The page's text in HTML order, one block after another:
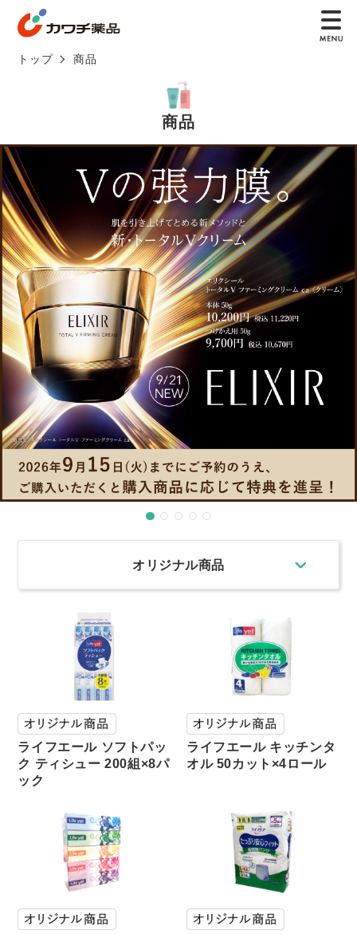
トップ 商品
商品
オリジナル商品
ライフエール ソフトパッ
ク ティシュー 200組×8パ
ック
ライフエール キッチンタ
オル 50カット×4ロール